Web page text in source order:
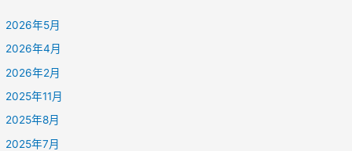
2026年5月
2026年4月
2026年2月
2025年11月
2025年8月
2025年7月